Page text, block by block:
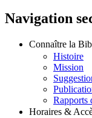
Navigation
Connaître la
Histoire
Mission
Rapports
Horaires &